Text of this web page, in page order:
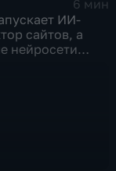
6 мин
ИИ-
сайтов, а
нейросети